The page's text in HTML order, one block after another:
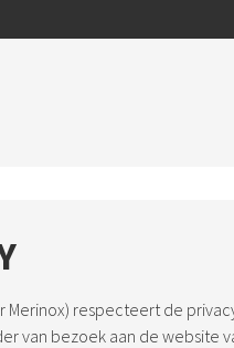
Merinox) respecteert de
van bezoek aan de website